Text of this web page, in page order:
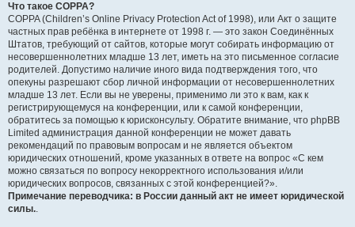
Что такое COPPA?
COPPA (Children’s Online Privacy Protection Act of 1998), или Акт о защите
частных прав ребёнка в интернете от 1998 г. — это закон Соединённых
Штатов, требующий от сайтов, которые могут собирать информацию от
несовершеннолетних младше 13 лет, иметь на это письменное согласие
родителей. Допустимо наличие иного вида подтверждения того, что
опекуны разрешают сбор личной информации от несовершеннолетних
младше 13 лет. Если вы не уверены, применимо ли это к вам, как к
регистрирующемуся на конференции, или к самой конференции,
обратитесь за помощью к юрисконсульту. Обратите внимание, что phpBB
Limited администрация данной конференции не может давать
рекомендаций по правовым вопросам и не является объектом
юридических отношений, кроме указанных в ответе на вопрос «С кем
можно связаться по вопросу некорректного использования и/или
юридических вопросов, связанных с этой конференцией?».
Примечание переводчика: в России данный акт не имеет юридической
силы..